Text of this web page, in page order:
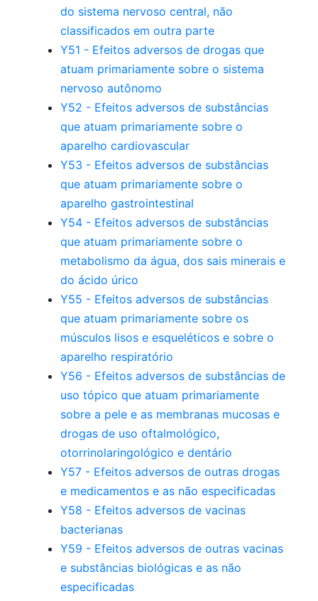
do sistema nervoso central, não
classificados em outra parte
Y51 - Efeitos adversos de drogas que
atuam primariamente sobre o sistema
nervoso autônomo
Y52 - Efeitos adversos de substâncias
que atuam primariamente sobre o
aparelho cardiovascular
Y53 - Efeitos adversos de substâncias
que atuam primariamente sobre o
aparelho gastrointestinal
Y54 - Efeitos adversos de substâncias
que atuam primariamente sobre o
metabolismo da água, dos sais minerais e
do ácido úrico
Y55 - Efeitos adversos de substâncias
que atuam primariamente sobre os
músculos lisos e esqueléticos e sobre o
aparelho respiratório
Y56 - Efeitos adversos de substâncias de
uso tópico que atuam primariamente
sobre a pele e as membranas mucosas e
drogas de uso oftalmológico,
otorrinolaringológico e dentário
Y57 - Efeitos adversos de outras drogas
e medicamentos e as não especificadas
Y58 - Efeitos adversos de vacinas
bacterianas
Y59 - Efeitos adversos de outras vacinas
e substâncias biológicas e as não
especificadas